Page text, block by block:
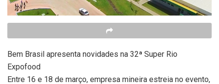
Bem Brasil apresenta novidades na 32ª Super Rio
Expofood
Entre 16 e 18 de março, empresa mineira estreia no evento,